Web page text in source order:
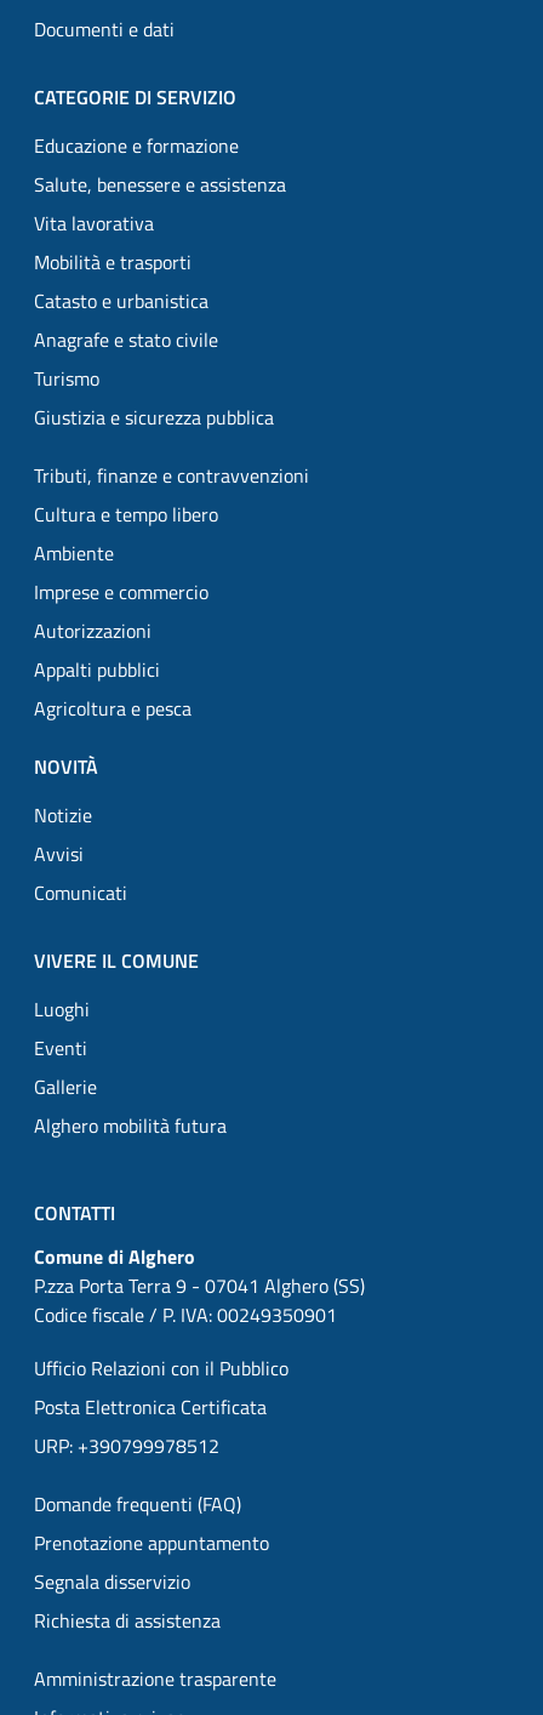
Documenti e dati
CATEGORIE DI SERVIZIO
Educazione e formazione
Salute, benessere e assistenza
Vita lavorativa
Mobilità e trasporti
Catasto e urbanistica
Anagrafe e stato civile
Turismo
Giustizia e sicurezza pubblica
Tributi, finanze e contravvenzioni
Cultura e tempo libero
Ambiente
Imprese e commercio
Autorizzazioni
Appalti pubblici
Agricoltura e pesca
NOVITÀ
Notizie
Avvisi
Comunicati
VIVERE IL COMUNE
Luoghi
Eventi
Gallerie
Alghero mobilità futura
CONTATTI
Comune di Alghero
P.zza Porta Terra 9 - 07041 Alghero (SS)
Codice fiscale / P. IVA: 00249350901
Ufficio Relazioni con il Pubblico
Posta Elettronica Certificata
URP: +390799978512
Domande frequenti (FAQ)
Prenotazione appuntamento
Segnala disservizio
Richiesta di assistenza
Amministrazione trasparente